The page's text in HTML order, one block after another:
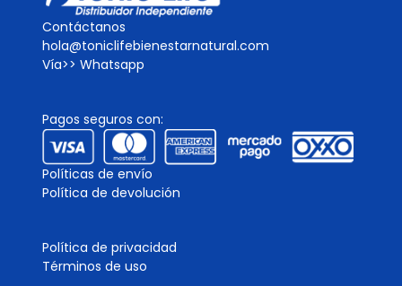
Contáctanos
hola@toniclifebienestarnatural.com
Vía>> Whatsapp
Pagos seguros con:
Políticas de envío
Política de devolución
Política de privacidad
Términos de uso